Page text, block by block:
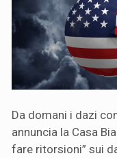
Da domani i dazi
annuncia la Casa
fare ritorsioni” sui